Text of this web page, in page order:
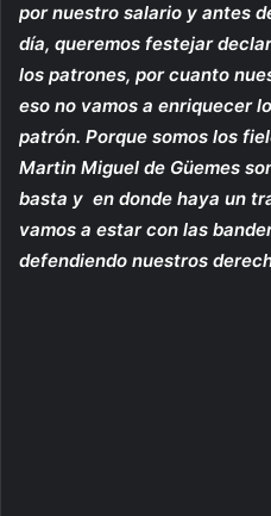
por nuestro salario y antes
día, queremos festejar
los patrones, por cuanto
eso no vamos a enriquecer
patrón. Porque somos los
Martin Miguel de Güemes
basta y en donde haya un
vamos a estar con las
defendiendo nuestros